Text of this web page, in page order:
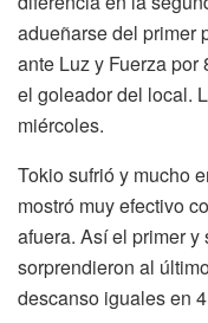
adueñarse del primer
ante Luz y Fuerza por
el goleador del local.
miércoles.
Tokio sufrió y mucho
mostró muy efectivo
afuera. Así el primer
sorprendieron al
descanso iguales en